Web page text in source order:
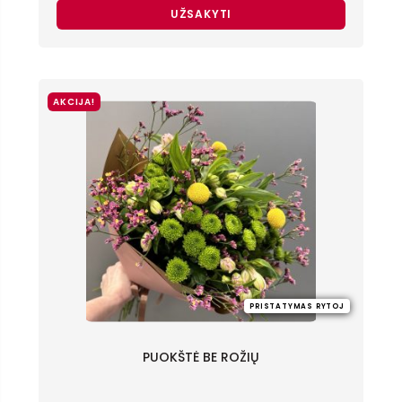
UŽSAKYTI
AKCIJA!
PRISTATYMAS RYTOJ
PUOKŠTĖ BE ROŽIŲ